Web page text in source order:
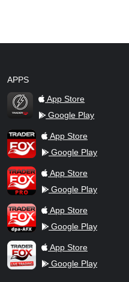
APPS
TraderFox Flash
App Store
Google Play
TraderFox AppApp Store
Google Play
TraderFox ProApp Store
Google Play
TraderFox dpa-AFX ProFeed
App Store
Google Play
TraderFox Live Trading
App Store
Google Play